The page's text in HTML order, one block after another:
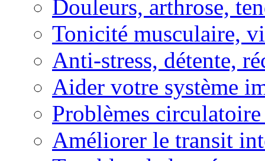
Douleurs, arthrose,
Tonicité musculaire,
Anti-stress, détente,
Aider votre système
Problèmes
Améliorer le transit